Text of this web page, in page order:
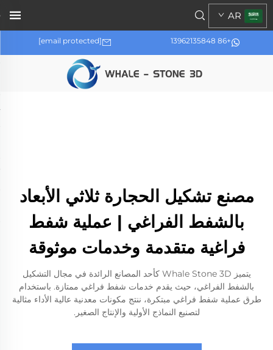
+86 13962135848
[email protected]
AR
مصنع تشكيل الحجارة ثلاثي الأبعاد
بالشفط الفراغي | عملية شفط
فراغية متقدمة وخدمات موثوقة
يتميز Whale Stone 3D كأحد المصانع الرائدة في مجال التشكيل
بالشفط الفراغي، حيث يقدم خدمات شفط فراغي ممتازة. باستخدام
طرق عملية شفط فراغي مبتكرة، ننتج مكونات معدنية عالية الأداء مثالية
لتصنيع النماذج الأولية والإنتاج الصغير.